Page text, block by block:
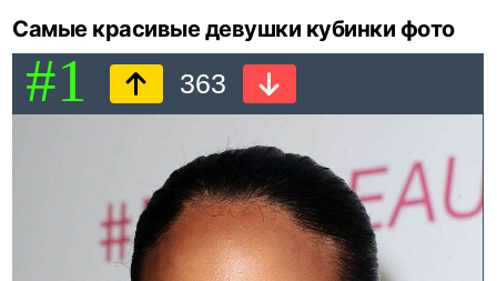
Самые красивые девушки кубинки фото
#1 363